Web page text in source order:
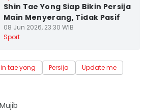
Shin Tae Yong Siap Bikin Persija
Main Menyerang, Tidak Pasif
08 Jun 2026, 23:30 WIB
Sport
tae yong Persija Update me